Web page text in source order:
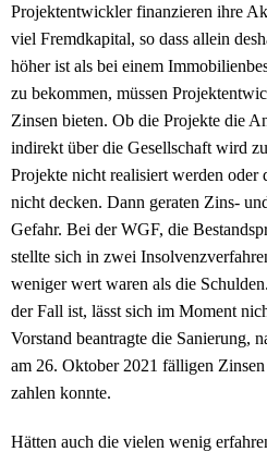
Projektentwickler finanzieren ihre
viel Fremdkapital, so dass allein
höher ist als bei einem
zu bekommen, müssen
Zinsen bieten. Ob die Projekte die
indirekt über die Gesellschaft wird
Projekte nicht realisiert werden oder
nicht decken. Dann geraten Zins-
Gefahr. Bei der WGF, die
stellte sich in zwei
weniger wert waren als die
der Fall ist, lässt sich im Moment
Vorstand beantragte die Sanierung,
am 26. Oktober 2021 fälligen
zahlen konnte.
Hätten auch die vielen wenig